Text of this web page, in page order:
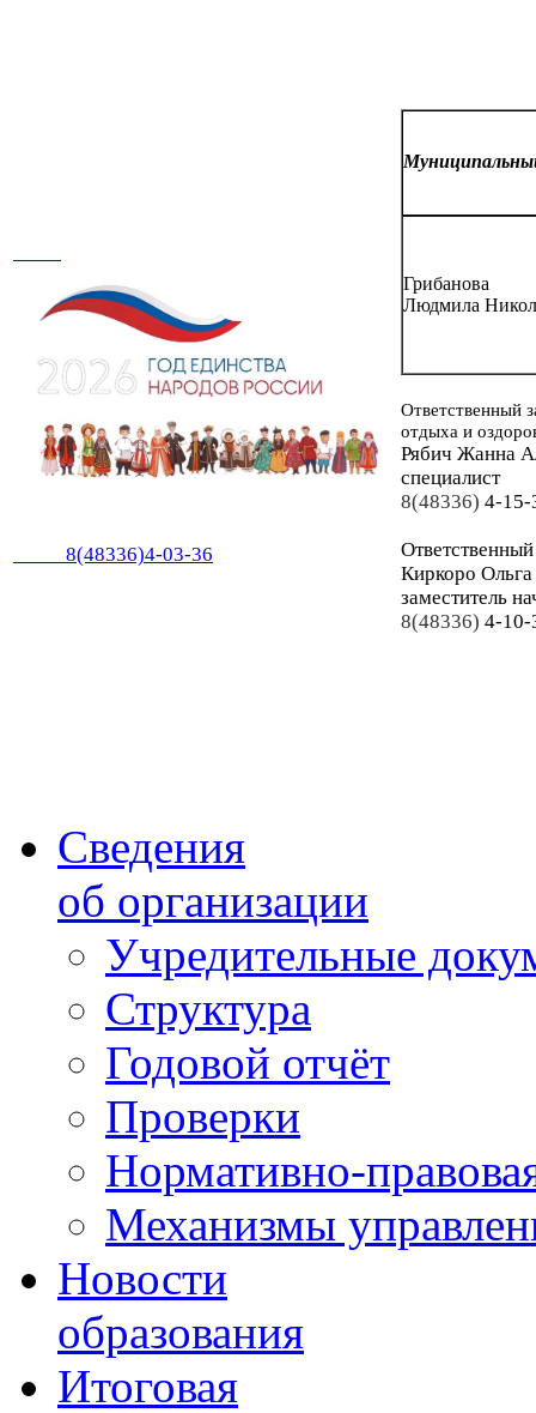
8(48336)4-03-36
Грибанова
Людмила
Ответственный
отдыха и
Рябич Жанна
специалист
8(48336) 4-15-
Киркоро
заместитель
8(48336) 4-10-
Сведения
об организации
Учредительные
Структура
Годовой отчёт
Проверки
Нормативно-
Механизмы
Новости
образования
Итоговая